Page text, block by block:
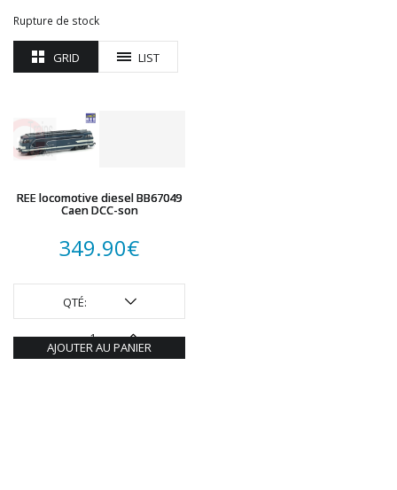
Rupture de stock
GRID LIST
REE locomotive diesel BB67049
Caen DCC-son
349.90€
QTÉ:
AJOUTER AU PANIER